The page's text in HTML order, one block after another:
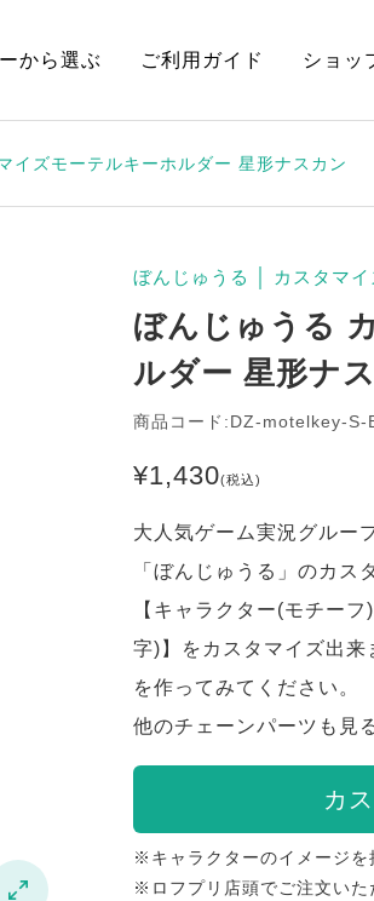
から選ぶ ご利用ガイド ショッ
イズモーテルキーホルダー 星形ナスカン

ぼんじゅうる カスタマ
ぼんじゅうる
ルダー 星形ナ
商品コード:DZ-motelkey-S-
¥1,430(税込)
大人気ゲーム実況グルー
「ぼんじゅうる」のカ
【キャラクター(モチー
字)】をカスタマイズ出
を作ってみてください。
他のチェーンパーツも見
カ
※キャラクターのイメージ
※ロフプリ店頭でご注文いた